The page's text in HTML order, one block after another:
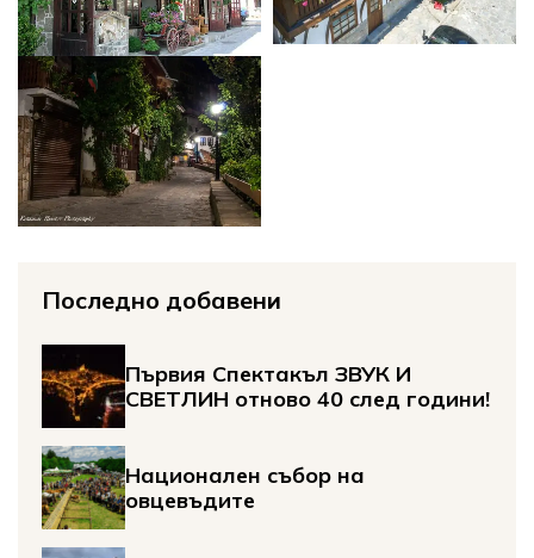
Последно добавени
Първия Спектакъл ЗВУК И
СВЕТЛИН отново 40 след години!
Национален събор на
овцевъдите